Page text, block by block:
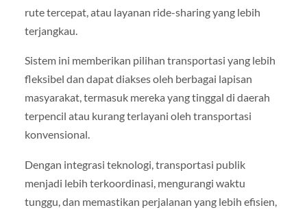
rute tercepat, atau layanan ride-sharing yang lebih
terjangkau.
Sistem ini memberikan pilihan transportasi yang lebih
fleksibel dan dapat diakses oleh berbagai lapisan
masyarakat, termasuk mereka yang tinggal di daerah
terpencil atau kurang terlayani oleh transportasi
konvensional.
Dengan integrasi teknologi, transportasi publik
menjadi lebih terkoordinasi, mengurangi waktu
tunggu, dan memastikan perjalanan yang lebih efisien,